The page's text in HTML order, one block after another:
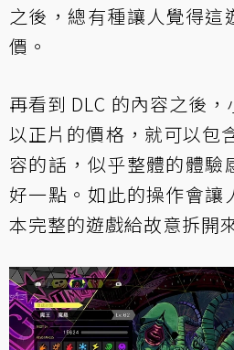
之後，總有種讓人覺得這
價。
再看到 DLC 的內容之後
以正片的價格，就可以包
容的話，似乎整體的體驗
好一點。如此的操作會讓
本完整的遊戲給故意拆開